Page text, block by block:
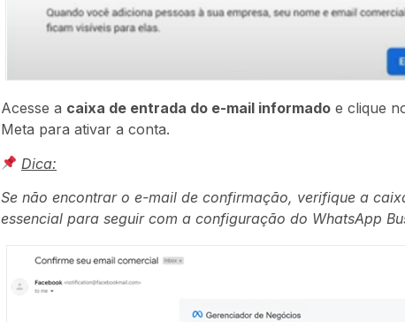
Acesse a caixa de entrada do e-mail informadoe clique
Meta para ativar a conta.
Dica:
Se não encontrar o e-mail de confirmação, verifique a
essencial para seguir com a configuração do WhatsApp